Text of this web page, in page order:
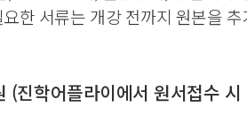
한 서류는 개강 전까지 원본을
(진학어플라이에서 원서접수 시